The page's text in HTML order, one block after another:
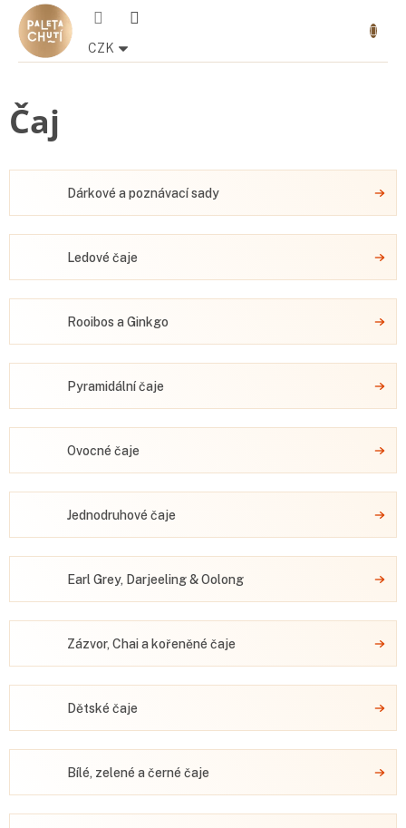
Přejít
obsah
CZK
košík
Čaj
Dárkové a poznávací sady
Ledové čaje
Rooibos a Ginkgo
Pyramidální čaje
Ovocné čaje
Jednodruhové čaje
Earl Grey, Darjeeling & Oolong
Zázvor, Chai a kořeněné čaje
Dětské čaje
Bílé, zelené a černé čaje